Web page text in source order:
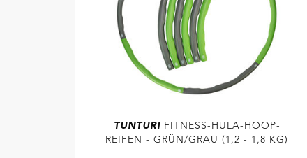
TUNTURIFITNESS-HULA-HOOP-
REIFEN - GRÜN/GRAU (1,2 - 1,8 KG)